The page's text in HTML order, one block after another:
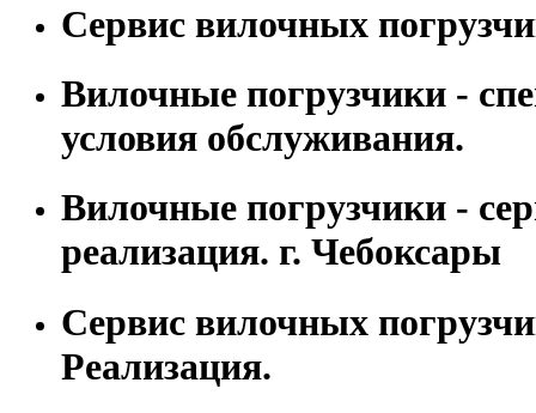
Сервис вилочных
Вилочные погрузчики -
условия обслуживания.
Вилочные погрузчики -
реализация. г. Чебоксары
Сервис вилочных
Реализация.